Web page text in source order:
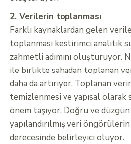
2. Verilerin toplanması
Farklı kaynaklardan gelen
toplanması kestirimci analitik
zahmetli adımını oluşturuyor.
ile birlikte sahadan toplanan
daha da artırıyor. Toplanan
temizlenmesi ve yapısal olarak
önem taşıyor. Doğru ve
yapılandırılmış veri
derecesinde belirleyici oluyor.